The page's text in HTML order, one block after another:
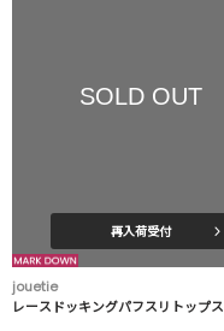
SOLD OUT
再入荷受付
jouetie
レースドッキングパフスリトップス